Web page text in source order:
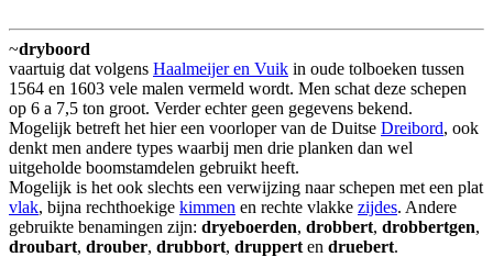
~dryboord
vaartuig dat volgens Haalmeijer en Vuik in oude tolboeken tussen
1564 en 1603 vele malen vermeld wordt. Men schat deze schepen
op 6 a 7,5 ton groot. Verder echter geen gegevens bekend.
Mogelijk betreft het hier een voorloper van de Duitse Dreibord, ook
denkt men andere types waarbij men drie planken dan wel
uitgeholde boomstamdelen gebruikt heeft.
Mogelijk is het ook slechts een verwijzing naar schepen met een plat
vlak, bijna rechthoekige kimmen en rechte vlakke zijdes. Andere
gebruikte benamingen zijn: dryeboerden, drobbert, drobbertgen,
droubart, drouber, drubbort, druppert en druebert.